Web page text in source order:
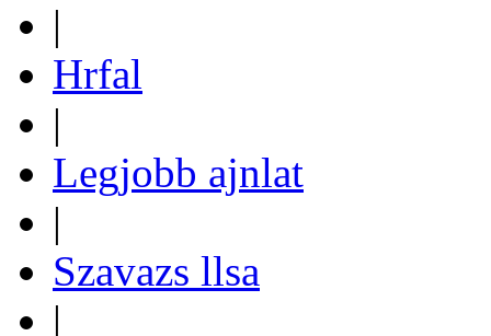
|
Hrfal
|
Legjobb ajnlat
|
Szavazs llsa
|